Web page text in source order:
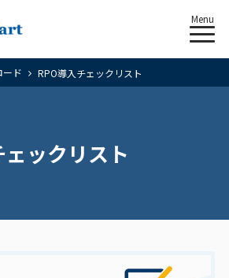
Menu
ード RPO導入チェックリスト
ックリスト